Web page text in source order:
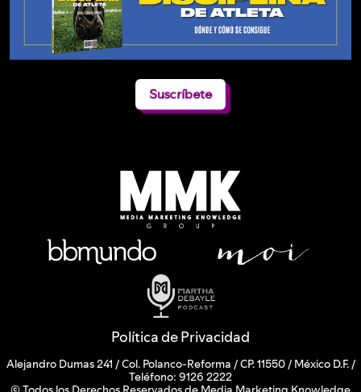
Suscríbete
Política de Privacidad
Alejandro Dumas 241 / Col. Polanco-Reforma / CP. 11550 / México D.F. /
Teléfono: 9126 2222